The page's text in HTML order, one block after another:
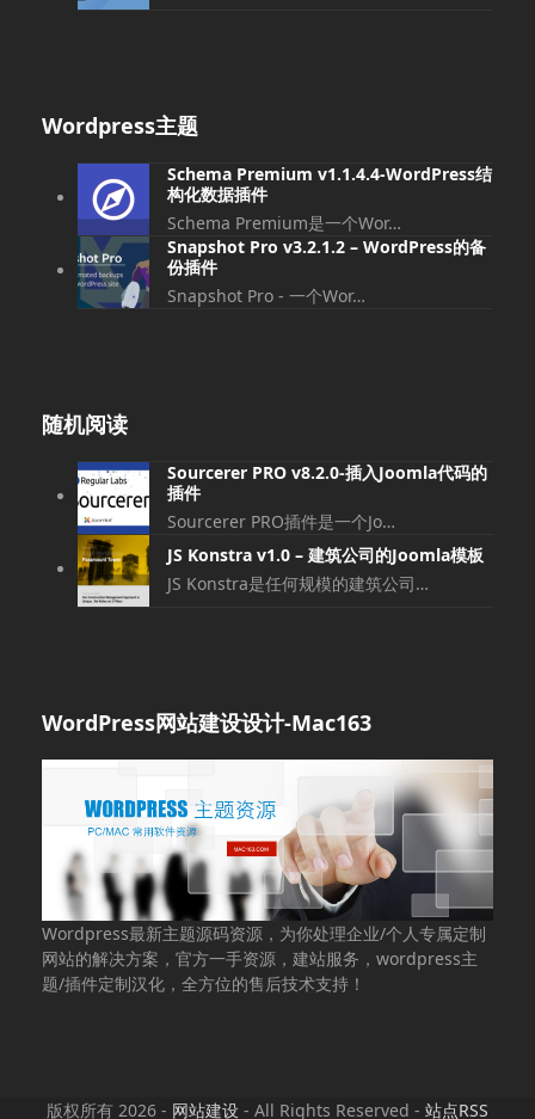
Wordpress主题
Schema Premium v​​1.1.4.4-WordPress结
构化数据插件
Schema Premium是一个Wor…
Snapshot Pro v3.2.1.2 – WordPress的备
份插件
Snapshot Pro - 一个Wor…
随机阅读
Sourcerer PRO v8.2.0-插入Joomla代码的
插件
Sourcerer PRO插件是一个Jo…
JS Konstra v1.0 – 建筑公司的Joomla模板
JS Konstra是任何规模的建筑公司…
WordPress网站建设设计-Mac163
Wordpress最新主题源码资源，为你处理企业/个人专属定制
网站的解决方案，官方一手资源，建站服务，wordpress主
题/插件定制汉化，全方位的售后技术支持！
版权所有 2026 - 网站建设 - All Rights Reserved - 站点RSS